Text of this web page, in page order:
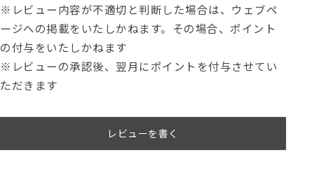
※レビュー内容が不適切と判断した場合は、ウェブペ
ージへの掲載をいたしかねます。その場合、ポイント
の付与をいたしかねます
※レビューの承認後、翌月にポイントを付与させてい
ただきます
レビューを書く